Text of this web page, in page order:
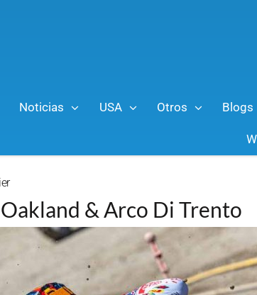
Noticias USA Otros Blogs
& Arco Di Trento